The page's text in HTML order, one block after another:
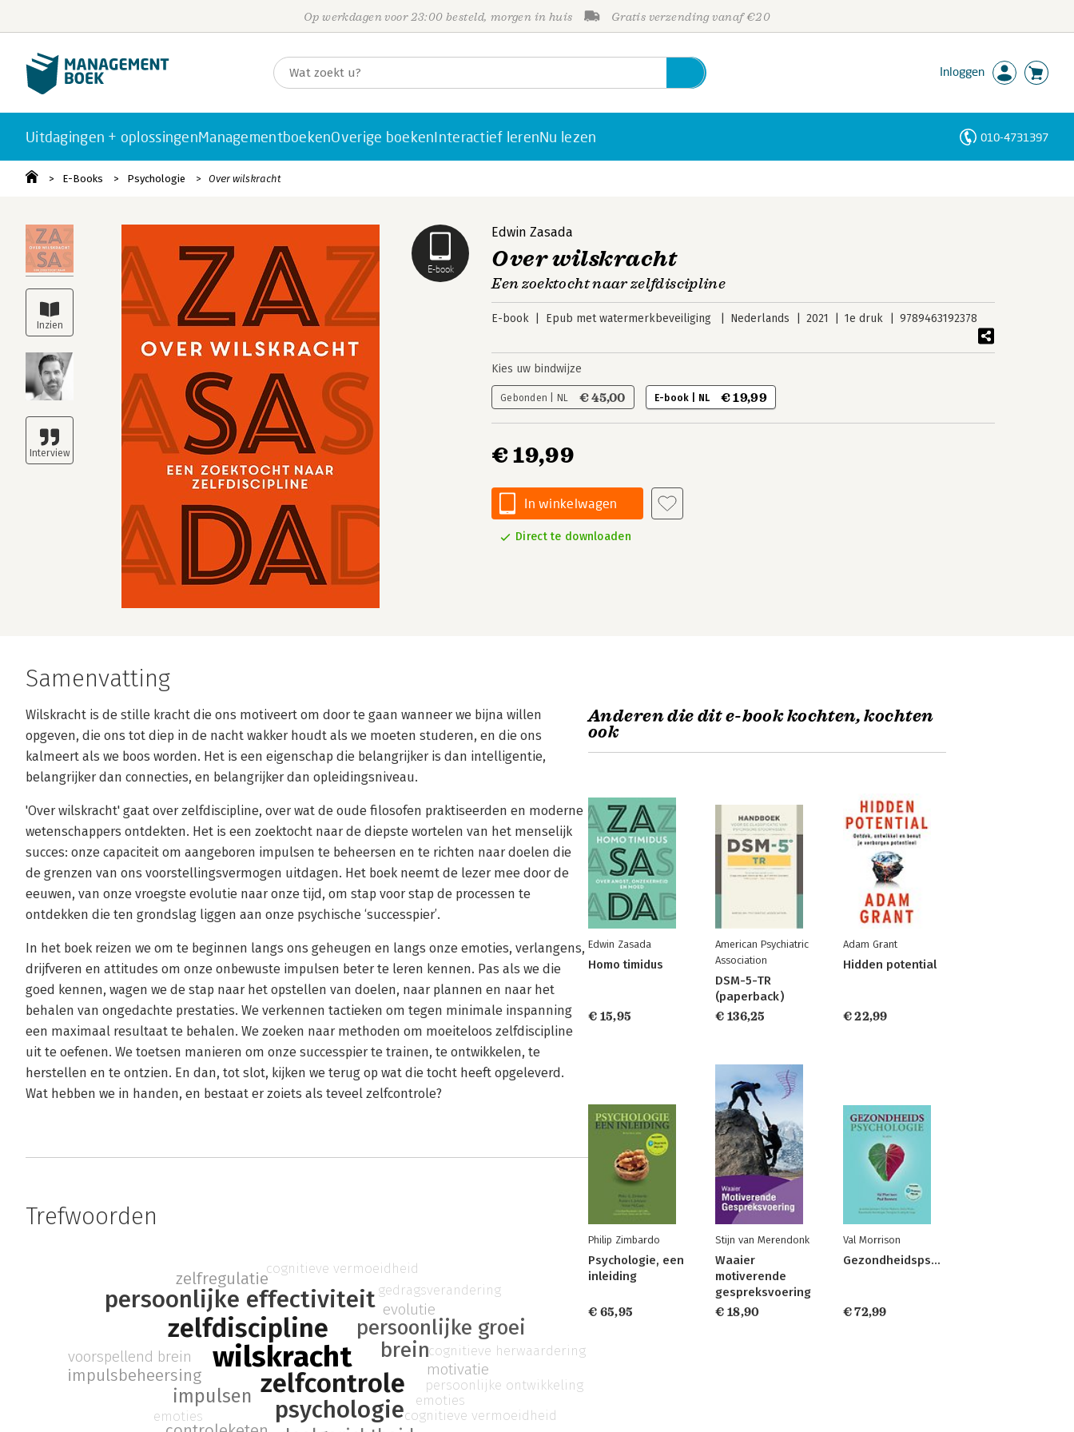
Op werkdagen voor 23:00 besteld, morgen in huis Gratis verzending vanaf €20
Inloggen
Uitdagingen + oplossingenManagementboekenOverige boekenInteractief lerenNu lezen 010-4731397
E-Books Psychologie Over wilskracht
E-book
Edwin Zasada
Over wilskracht
Een zoektocht naar zelfdiscipline
E-book Epub met watermerkbeveiliging Nederlands 2021 1e druk 9789463192378
Kies uw bindwijze
Gebonden | NL € 45,00 E-book | NL € 19,99
€ 19,99
In winkelwagen
Direct te downloaden
Samenvatting
Wilskracht is de stille kracht die ons motiveert om door te gaan wanneer we bijna willen
opgeven, die ons tot diep in de nacht wakker houdt als we moeten studeren, en die ons
kalmeert als we boos worden. Het is een eigenschap die belangrijker is dan intelligentie,
belangrijker dan connecties, en belangrijker dan opleidingsniveau.
'Over wilskracht' gaat over zelfdiscipline, over wat de oude filosofen praktiseerden en moderne
wetenschappers ontdekten. Het is een zoektocht naar de diepste wortelen van het menselijk
succes: onze capaciteit om aangeboren impulsen te beheersen en te richten naar doelen die
de grenzen van ons voorstellingsvermogen uitdagen. Het boek neemt de lezer mee door de
eeuwen, van onze vroegste evolutie naar onze tijd, om stap voor stap de processen te
ontdekken die ten grondslag liggen aan onze psychische ‘successpier’.
In het boek reizen we om te beginnen langs ons geheugen en langs onze emoties, verlangens,
drijfveren en attitudes om onze onbewuste impulsen beter te leren kennen. Pas als we die
goed kennen, wagen we de stap naar het opstellen van doelen, naar plannen en naar het
behalen van ongedachte prestaties. We verkennen tactieken om tegen minimale inspanning
een maximaal resultaat te behalen. We zoeken naar methoden om moeiteloos zelfdiscipline
uit te oefenen. We toetsen manieren om onze successpier te trainen, te ontwikkelen, te
herstellen en te ontzien. En dan, tot slot, kijken we terug op wat die tocht heeft opgeleverd.
Wat hebben we in handen, en bestaat er zoiets als teveel zelfcontrole?
Trefwoorden
wilskracht
zelfcontrole
zelfdiscipline
psychologie
persoonlijke effectiviteit
persoonlijke groei
brein
impulsen
impulsbeheersing
zelfregulatie
voorspellend brein
motivatie
evolutie
cognitieve vermoeidheid
cognitieve herwaardering
gedragsverandering
persoonlijke ontwikkeling
emoties
cognitieve vermoeidheid
emoties
Anderen die dit e-book kochten, kochten
ook
Edwin Zasada
Homo timidus
€ 15,95
American Psychiatric
Association
DSM-5-TR
(paperback)
€ 136,25
Adam Grant
Hidden potential
€ 22,99
Philip Zimbardo
Psychologie, een
inleiding
€ 65,95
Stijn van Merendonk
Waaier
motiverende
gespreksvoering
€ 18,90
Val Morrison
Gezondheidspsychologie
€ 72,99
Personen